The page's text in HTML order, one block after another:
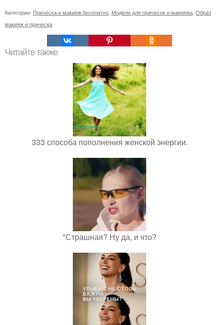
Категории: Прическа и макияж бесплатно Модели для причесок и макияжа Образ
макияж и прическа
Читайте также
333 способа пополнения женской энергии.
"Страшная? Ну да, и что?